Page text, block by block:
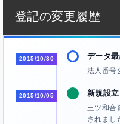
登記の変更履歴
2015/10/30 データ
法人番号
2015/10/05 新規設立
三ツ和合
されまし